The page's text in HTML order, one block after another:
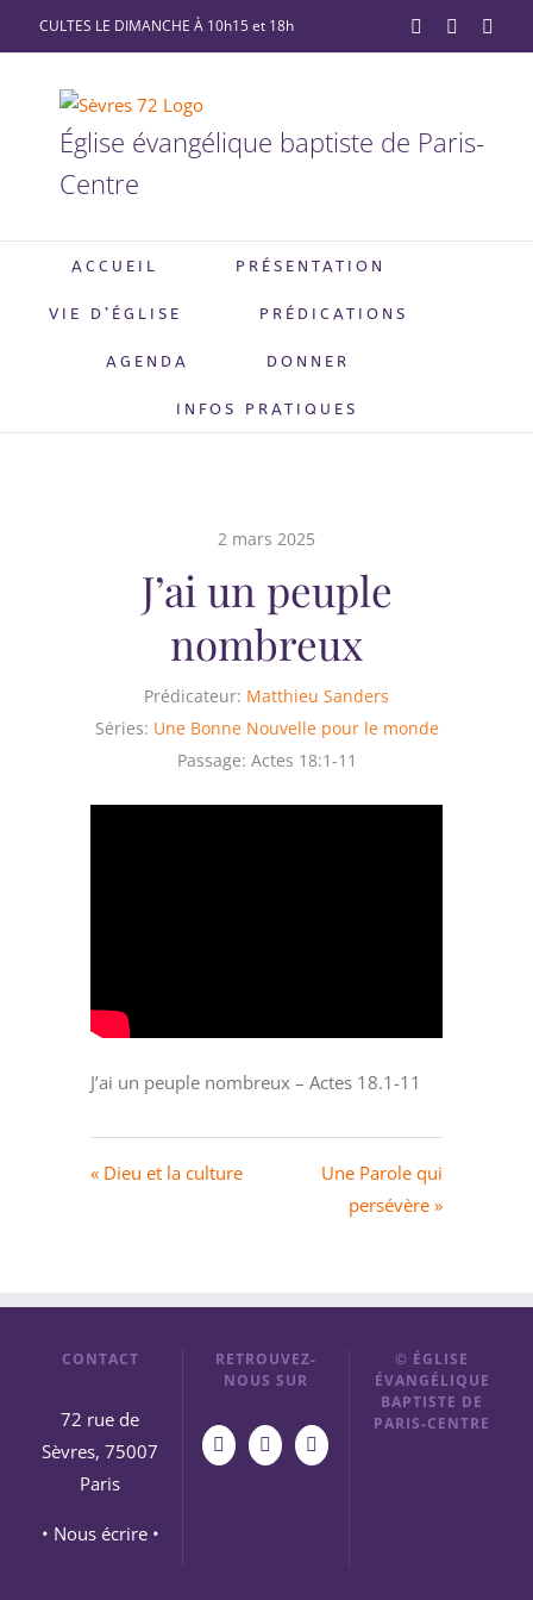
Passer
au
CULTES LE DIMANCHE À 10h15 et 18h YouTubeFacebook
Église évangélique baptiste de Paris-
Centre
ACCUEIL PRÉSENTATION
VIE D’ÉGLISE PRÉDICATIONS
AGENDA DONNER
INFOS PRATIQUES
2 mars 2025
J’ai un peuple
nombreux
Prédicateur: Matthieu Sanders
Séries: Une Bonne Nouvelle pour le monde
Passage: Actes 18:1-11
J’ai un peuple nombreux – Actes 18.1-11
« Dieu et la culture
Une Parole qui
persévère »
CONTACT
72 rue de
Sèvres, 75007
Paris
• Nous écrire •
RETROUVEZ-
NOUS SUR
© ÉGLISE
ÉVANGÉLIQUE
BAPTISTE DE
PARIS-CENTRE